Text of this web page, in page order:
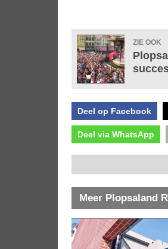
ZIE OOK
Deel op Facebook
Deel via WhatsApp
Meer Plopsaland